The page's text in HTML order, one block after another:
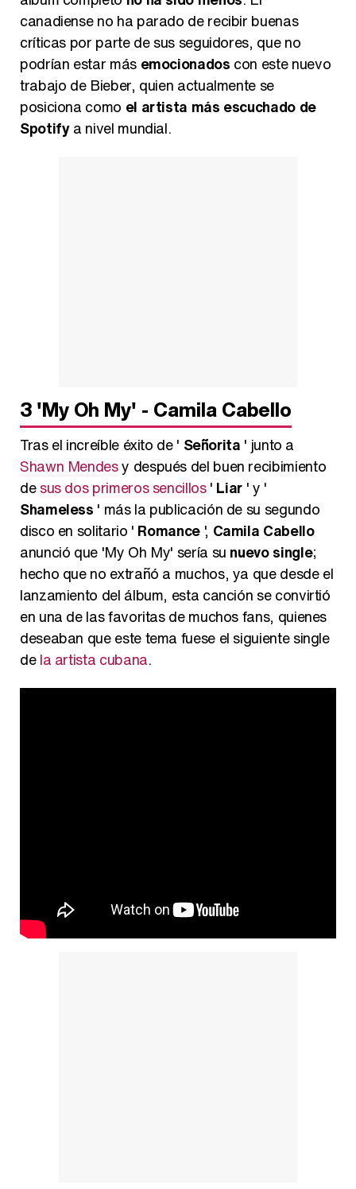
canadiense no ha parado de recibir buenas
críticas por parte de sus seguidores, que no
podrían estar más emocionados con este nuevo
trabajo de Bieber, quien actualmente se
posiciona como el artista más escuchado de
Spotifya nivel mundial.
3'My Oh My' - Camila Cabello
Tras el increíble éxito de ' Señorita ' junto a
Shawn Mendesy después del buen recibimiento
desus dos primeros sencillos' Liar ' y '
Shameless ' más la publicación de su segundo
disco en solitario ' Romance', Camila Cabello
anunció que 'My Oh My' sería su nuevo single;
hecho que no extrañó a muchos, ya que desde el
lanzamiento del álbum, esta canción se convirtió
en una de las favoritas de muchos fans, quienes
deseaban que este tema fuese el siguiente single
dela artista cubana.